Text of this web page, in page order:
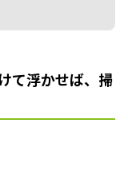
て浮かせば、掃